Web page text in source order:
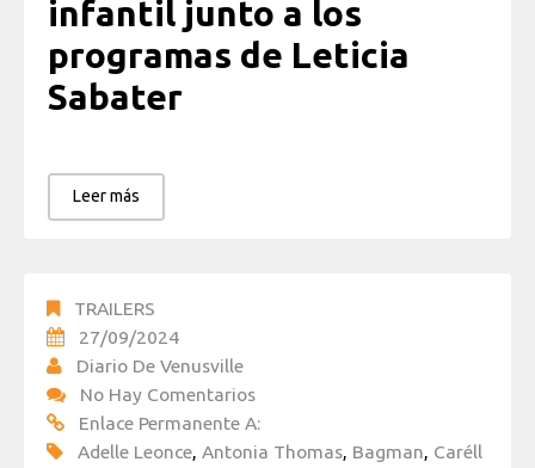
infantil junto a los
programas de Leticia
Sabater
Leer más
TRAILERS
27/09/2024
Diario De Venusville
No Hay Comentarios
Enlace Permanente A:
Adelle Leonce, Antonia Thomas, Bagman, Caréll